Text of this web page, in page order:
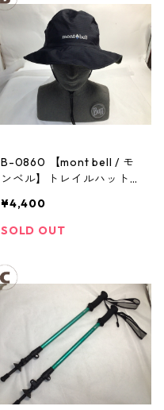
B-0860 【mont bell / モ
ンベル】トレイルハット：
ハット Men's ブラック Lサ
イズ
¥4,400
SOLD OUT